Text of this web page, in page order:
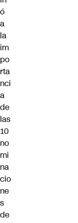
ó
a
la
im
po
rta
nci
a
de
las
10
no
mi
na
cio
ne
s
de